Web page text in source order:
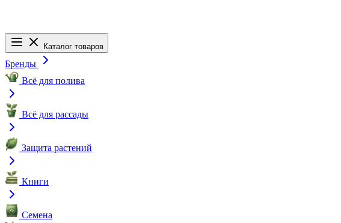
Каталог товаров
Бренды
Всё для полива
Всё для рассады
Защита растений
Книги
Семена